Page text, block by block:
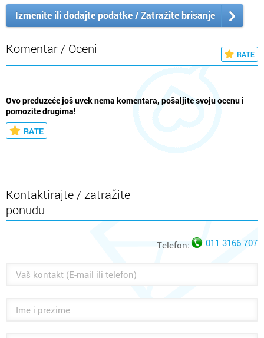
Izmenite ili dodajte podatke / Zatražite brisanje
Komentar / Oceni RATE
Ovo preduzeće još uvek nema komentara, pošaljite svoju ocenu i
pomozite drugima!
RATE
Kontaktirajte / zatražite
ponudu
Telefon: 011 3166 707